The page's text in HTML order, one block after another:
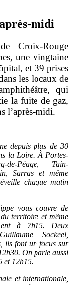
midi
Croix-Rouge
une vingtaine
et 39 prises
les locaux de
qui
la fuite de gaz,
l’après-midi.
depuis plus de 30
la Loire. À Portes-
de-Péage, Tain-
Sarras et même
chaque matin
vous couvre de
territoire et même
à 7h15. Deux
Sockeel,
ils font un focus sur
On parle aussi
et 12h15.
et internationale,